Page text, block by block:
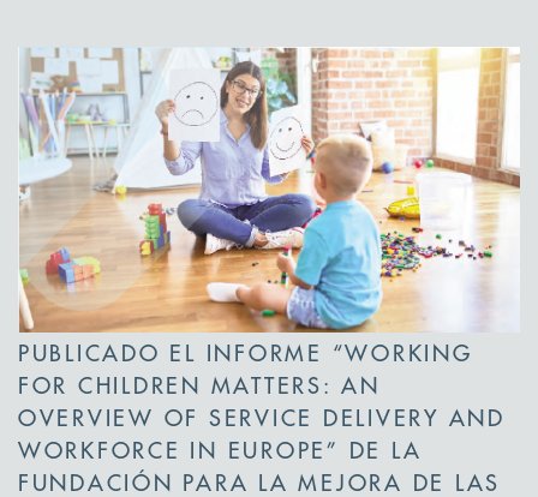
PUBLICADO EL INFORME “WORKING
FOR CHILDREN MATTERS: AN
OVERVIEW OF SERVICE DELIVERY AND
WORKFORCE IN EUROPE” DE LA
FUNDACIÓN PARA LA MEJORA DE LAS